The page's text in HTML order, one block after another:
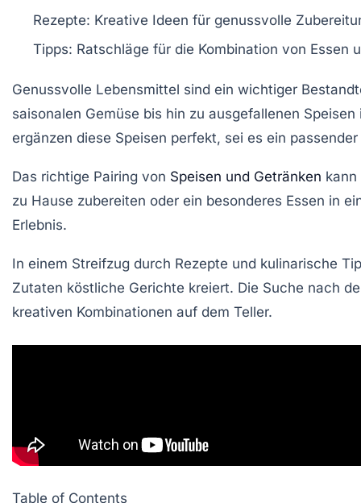
Rezepte: Kreative Ideen für genussvolle
Tipps: Ratschläge für die Kombination von Essen
Genussvolle Lebensmittel sind ein wichtiger
saisonalen Gemüse bis hin zu ausgefallenen
ergänzen diese Speisen perfekt, sei es ein
Das richtige Pairing von Speisen und Getränken kann
zu Hause zubereiten oder ein besonderes Essen in
Erlebnis.
In einem Streifzug durch Rezepte und kulinarische
Zutaten köstliche Gerichte kreiert. Die Suche nach
kreativen Kombinationen auf dem Teller.
Table of Contents